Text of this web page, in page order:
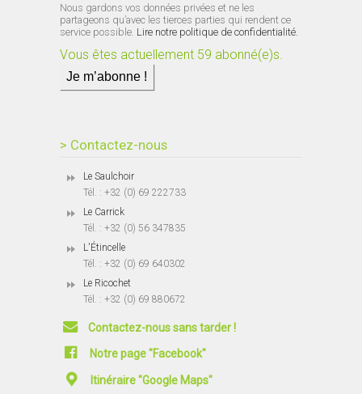
Nous gardons vos données privées et ne les
partageons qu’avec les tierces parties qui rendent ce
service possible. Lire notre politique de confidentialité.
Vous êtes actuellement 59 abonné(e)s.
> Contactez-nous
Le Saulchoir
Tél. : +32 (0) 69 222733
Le Carrick
Tél. : +32 (0) 56 347835
L'Étincelle
Tél. : +32 (0) 69 640302
Le Ricochet
Tél. : +32 (0) 69 880672
Contactez-nous sans tarder !
Notre page "Facebook"
Itinéraire "Google Maps"